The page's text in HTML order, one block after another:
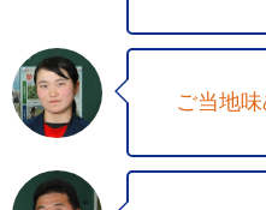
ご当地